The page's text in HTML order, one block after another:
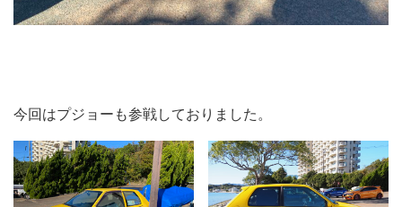
今回はプジョーも参戦しておりました。